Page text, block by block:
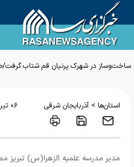
ساخت‌وساز در شهرک پرنیان قم شتاب گرفت/
استان‌ها > آذربایجان شرقی ۰۶ تير ۱۴۰۵ - ۱۷:۱۳
مدیر مدرسه علمیه الزهرا(س) تبریز